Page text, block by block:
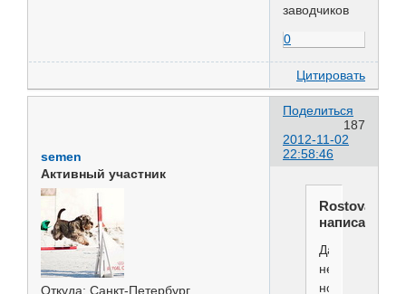
заводчиков
0
Цитировать
Поделиться
187
2012-11-02
22:58:46
semen
Активный участник
Откуда: Санкт-Петербург
Rostova
написал(а):
Да
нет,
нормальный